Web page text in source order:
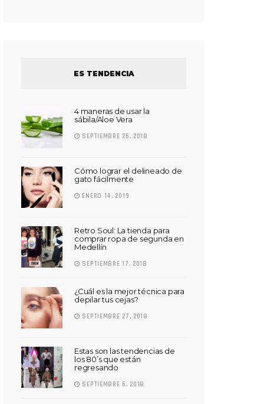
ES TENDENCIA
4 maneras de usar la
sábila/Aloe Vera
SEPTIEMBRE 26, 2018
Cómo lograr el delineado de
gato fácilmente
ENERO 14, 2019
Retro Soul: La tienda para
comprar ropa de segunda en
Medellín
SEPTIEMBRE 17, 2018
¿Cuál es la mejor técnica para
depilar tus cejas?
SEPTIEMBRE 27, 2018
Estas son las tendencias de
los 80’s que están
regresando
SEPTIEMBRE 6, 2018